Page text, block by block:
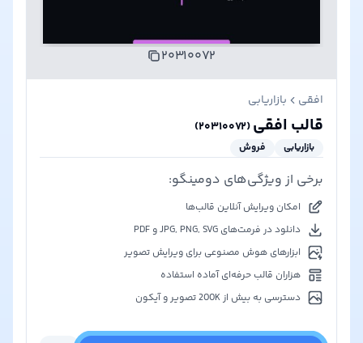
افقی بازاریابی
قالب افقی(۲۰۳۱۰۰۷۲)
بازاریابی فروش
برخی از ویژگی‌های دومینگو:
امکان ویرایش آنلاین قالب‌ها
دانلود در فرمت‌های JPG, PNG, SVG و PDF
ابزارهای هوش مصنوعی برای ویرایش تصویر
هزاران قالب حرفه‌ای آماده استفاده
دسترسی به بیش از 200K تصویر و آیکون
۲۰۳۱۰۰۷۲